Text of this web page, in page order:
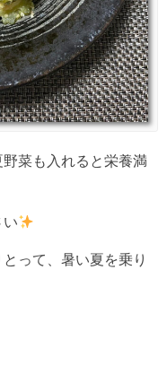
菜も入れると栄養満
い
って、暑い夏を乗り